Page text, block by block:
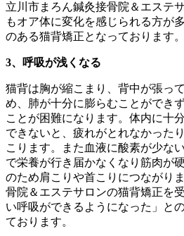
立川市まろん鍼灸接骨院＆エステ
もオア体に変化を感じられる方が
のある猫背矯正となっております。
3、呼吸が浅くなる
猫背は胸が縮こまり、背中が張っ
め、肺が十分に膨らむことができ
ことが困難になります。体内に十
できないと、疲れがとれなかった
こります。また血液に酸素が少な
で栄養が行き届かなくなり筋肉が
のため肩こりや首こりにつながり
骨院＆エステサロンの猫背矯正を
い呼吸ができるようになった」と
ております。